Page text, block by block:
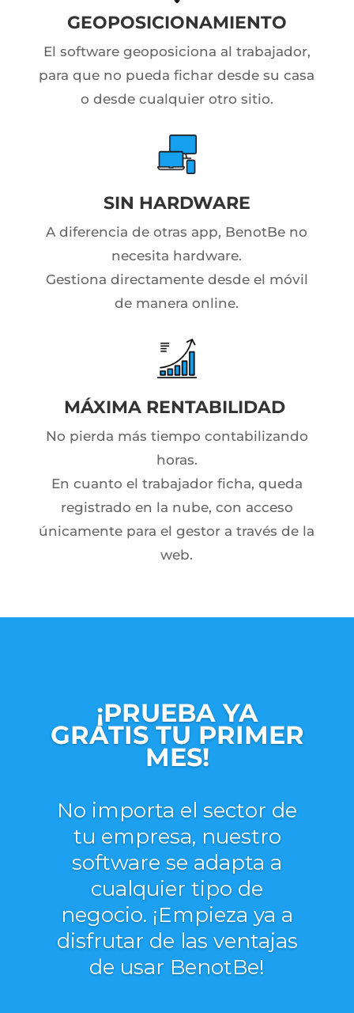
GEOPOSICIONAMIENTO
El software geoposiciona al trabajador,
para que no pueda fichar desde su casa
o desde cualquier otro sitio.
SIN HARDWARE
A diferencia de otras app, BenotBe no
necesita hardware.
Gestiona directamente desde el móvil
de manera online.
MÁXIMA RENTABILIDAD
No pierda más tiempo contabilizando
horas.
En cuanto el trabajador ficha, queda
registrado en la nube, con acceso
únicamente para el gestor a través de la
web.
¡PRUEBA YA
GRATIS TU PRIMER
MES!
No importa el sector de
tu empresa, nuestro
software se adapta a
cualquier tipo de
negocio. ¡Empieza ya a
disfrutar de las ventajas
de usar BenotBe!